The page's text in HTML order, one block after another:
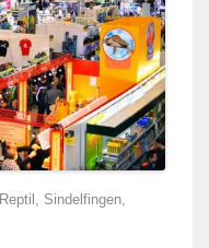
Reptil , Sindelfingen,